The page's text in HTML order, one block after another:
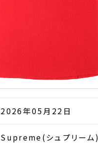
2026年05月22日
Supreme(シュプリーム)